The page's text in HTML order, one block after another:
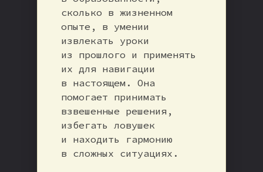
сколько в жизненном
опыте, в умении
извлекать уроки
из прошлого и применять
их для навигации
в настоящем. Она
помогает принимать
взвешенные решения,
избегать ловушек
и находить гармонию
в сложных ситуациях.